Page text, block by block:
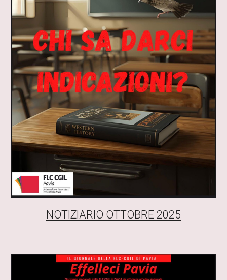
NOTIZIARIO OTTOBRE 2025